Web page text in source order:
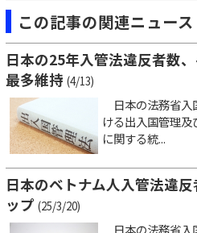
この記事の関連ニュース
日本の25年入管法違反者数
最多維持 (4/13)
日本の法務省入
ける出入国管理
に関する統...
日本のベトナム人入管法違
ップ (25/3/20)
日本の法務省入